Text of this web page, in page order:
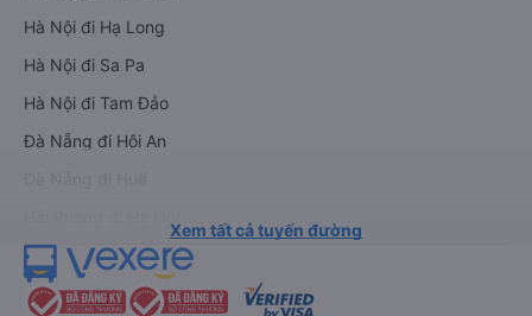
Hà Nội đi Hạ Long
Hà Nội đi Sa Pa
Hà Nội đi Tam Đảo
Đà Nẵng đi Hội An
Xem tất cả tuyến đường